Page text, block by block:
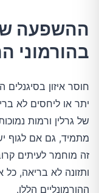
ההשפעה
בהורמוני
חוסר איזון בסיגנלים
יתר או ליחסים לא
מתמיד, גם אם לגוף
זה מוחמר לעיתים
ותזונה לא בריאה,
ההורמונליים הללו.